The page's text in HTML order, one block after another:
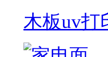
木板uv打